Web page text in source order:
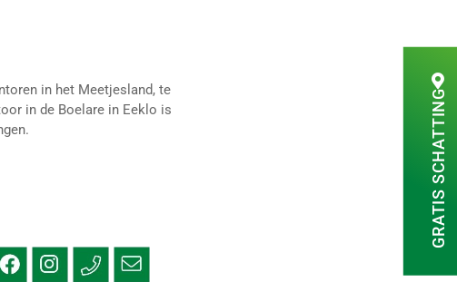
GRATIS SCHATTING
in het Meetjesland, te
in de Boelare in Eeklo is